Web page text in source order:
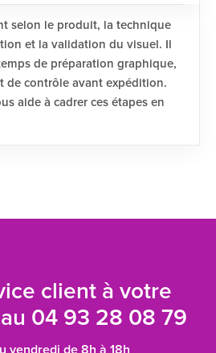
selon le produit, la technique
et la validation du visuel. Il
de préparation graphique,
de contrôle avant expédition.
aide à cadrer ces étapes en
client à votre
04 93 28 08 79
vendredi de 8h à 18h